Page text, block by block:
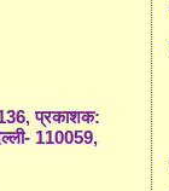
प्रकाशक:
110059,